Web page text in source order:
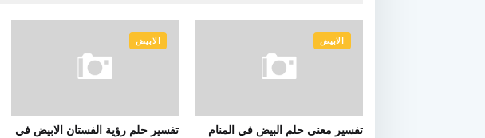
الابيض
تفسير معنى حلم البيض في المنام
الابيض
تفسير حلم رؤية الفستان الابيض في